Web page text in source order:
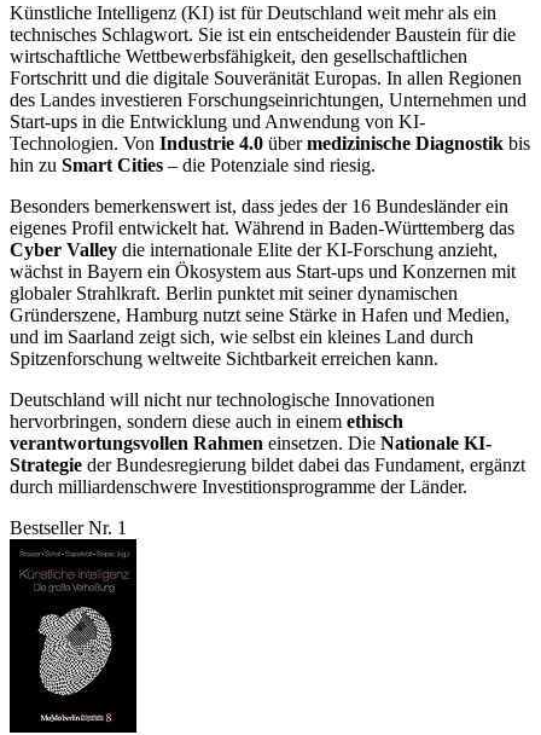
Künstliche Intelligenz (KI) ist für Deutschland weit mehr als ein
technisches Schlagwort. Sie ist ein entscheidender Baustein für die
wirtschaftliche Wettbewerbsfähigkeit, den gesellschaftlichen
Fortschritt und die digitale Souveränität Europas. In allen Regionen
des Landes investieren Forschungseinrichtungen, Unternehmen und
Start-ups in die Entwicklung und Anwendung von KI-
Technologien. Von Industrie 4.0 übermedizinische Diagnostik bis
hin zu Smart Cities – die Potenziale sind riesig.
Besonders bemerkenswert ist, dass jedes der 16 Bundesländer ein
eigenes Profil entwickelt hat. Während in Baden-Württemberg das
Cyber Valley die internationale Elite der KI-Forschung anzieht,
wächst in Bayern ein Ökosystem aus Start-ups und Konzernen mit
globaler Strahlkraft. Berlin punktet mit seiner dynamischen
Gründerszene, Hamburg nutzt seine Stärke in Hafen und Medien,
und im Saarland zeigt sich, wie selbst ein kleines Land durch
Spitzenforschung weltweite Sichtbarkeit erreichen kann.
Deutschland will nicht nur technologische Innovationen
hervorbringen, sondern diese auch in einem ethisch
verantwortungsvollen Rahmen einsetzen. Die Nationale KI-
Strategie der Bundesregierung bildet dabei das Fundament, ergänzt
durch milliardenschwere Investitionsprogramme der Länder.
Bestseller Nr. 1